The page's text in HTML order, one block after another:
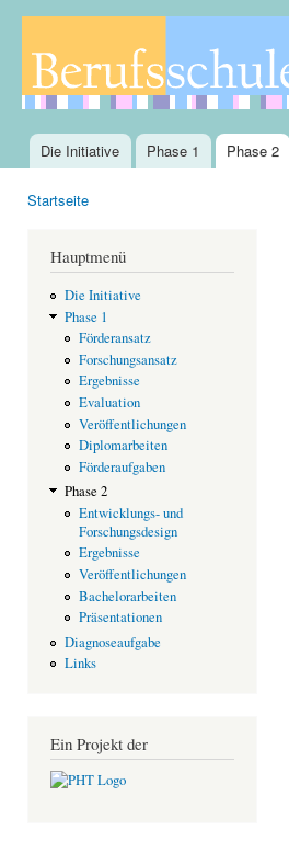
Hauptmenü
Die Initiative Phase 1 Phase 2
Startseite
Hauptmenü
Die Initiative
Phase 1
Förderansatz
Forschungsansatz
Ergebnisse
Evaluation
Veröffentlichungen
Diplomarbeiten
Förderaufgaben
Phase 2
Entwicklungs- und
Forschungsdesign
Ergebnisse
Veröffentlichungen
Bachelorarbeiten
Präsentationen
Diagnoseaufgabe
Links
Ein Projekt der